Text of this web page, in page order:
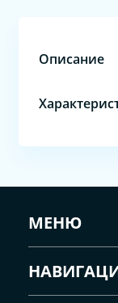
Описание
МЕНЮ